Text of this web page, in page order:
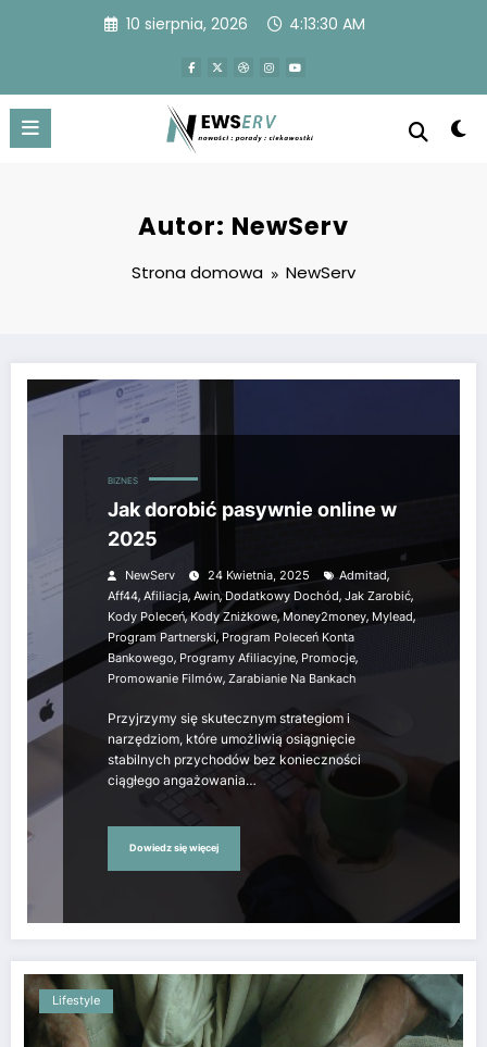
10 sierpnia, 2026 4:13:31 AM
Autor: NewServ
Strona domowa NewServ
BIZNES
Jak dorobić pasywnie online w
2025
NewServ 24 Kwietnia, 2025 Admitad,
Aff44, Afiliacja, Awin, Dodatkowy Dochód, Jak Zarobić,
Kody Poleceń,Kody Zniżkowe,Money2money, Mylead,
Program Partnerski,Program Poleceń Konta
Bankowego, Programy Afiliacyjne, Promocje,
Promowanie Filmów, Zarabianie Na Bankach
Przyjrzymy się skutecznym strategiom i
narzędziom, które umożliwią osiągnięcie
stabilnych przychodów bez konieczności
ciągłego angażowania…
Dowiedz się więcej
Lifestyle